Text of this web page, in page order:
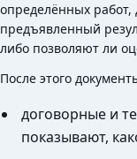
определённых
предъявленный
либо позволяют ли
После этого
договорные и
показывают,